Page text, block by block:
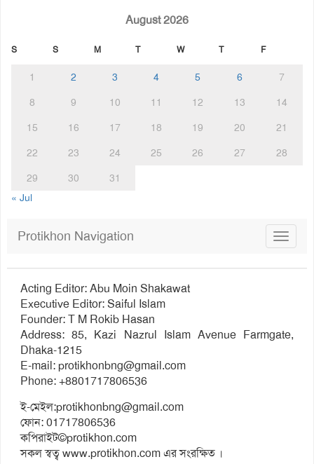
August 2026
S S M T W T F
1 2 3 4 5 6
7
8
9 10 11 12 13
14
15
16 17 18 19 20
21
22
23 24 25 26 27
28
29
30
31
« Jul
Toggle
Protikhon Navigation
Acting Editor: Abu Moin Shakawat
Executive Editor: Saiful Islam
Founder: T M Rokib Hasan
Address: 85, Kazi Nazrul Islam Avenue Farmgate,
Dhaka-1215
E-mail:protikhonbng@gmail.com
Phone: +8801717806536
ই-মেইল:protikhonbng@gmail.com
ফোন: 01717806536
কপিরাইট©protikhon.com
সকল স্বত্ব www.protikhon.com এর সংরক্ষিত ।